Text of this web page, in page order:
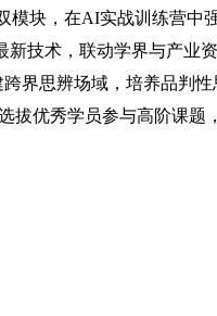
模块，在AI实战训练营中
新技术，联动学界与产业
界思辨场域，培养品判
拔优秀学员参与高阶课题